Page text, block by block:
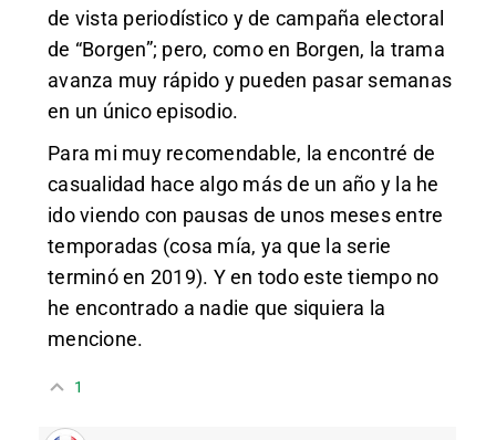
de vista periodístico y de campaña electoral
de “Borgen”; pero, como en Borgen, la trama
avanza muy rápido y pueden pasar semanas
en un único episodio.
Para mi muy recomendable, la encontré de
casualidad hace algo más de un año y la he
ido viendo con pausas de unos meses entre
temporadas (cosa mía, ya que la serie
terminó en 2019). Y en todo este tiempo no
he encontrado a nadie que siquiera la
mencione.
1